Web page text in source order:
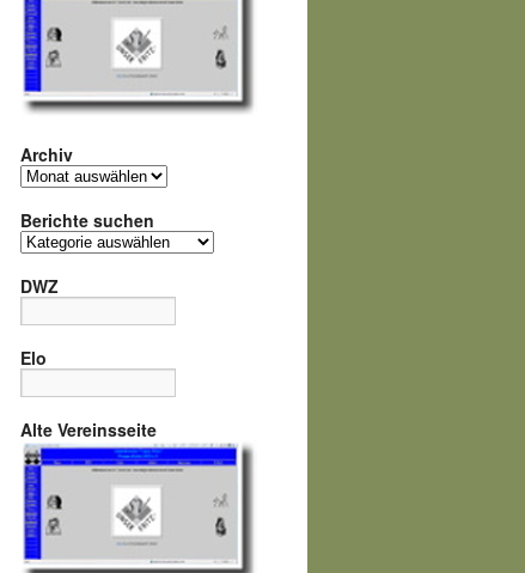
Archiv
Archiv
Berichte suchen
Berichte
DWZ
Elo
Alte Vereinsseite